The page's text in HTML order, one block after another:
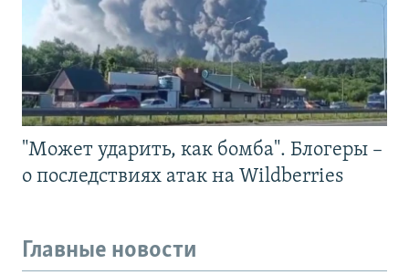
"Может ударить, как бомба". Блогеры –
о последствиях атак на Wildberries
Главные новости